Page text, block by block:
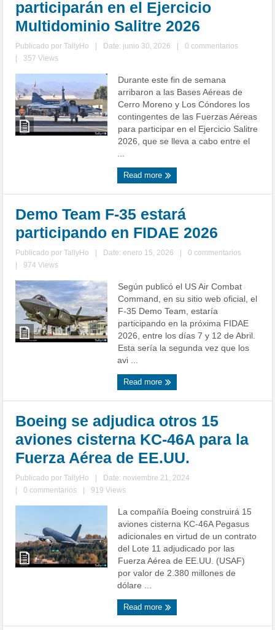
participarán en el Ejercicio
Multidominio Salitre 2026
Publicado porTallyHo Date: junio 30, 2026
0 commentarios
357 Views
Durante este fin de semana
arribaron a las Bases Aéreas de
Cerro Moreno y Los Cóndores los
contingentes de las Fuerzas Aéreas
para participar en el Ejercicio Salitre
2026, que se lleva a cabo entre el
...
Read more
Demo Team F-35 estará
participando en FIDAE 2026
Publicado porTallyHo Date: enero 15, 2026
0 commentarios
974 Views
Según publicó el US Air Combat
Command, en su sitio web oficial, el
F-35 Demo Team, estaría
participando en la próxima FIDAE
2026, entre los días 7 y 12 de Abril.
Esta sería la segunda vez que los
avi ...
Read more
Boeing se adjudica otros 15
aviones cisterna KC-46A para la
Fuerza Aérea de EE.UU.
Publicado porTallyHo
Date: noviembre 21, 2024
0 commentarios 919 Views
La compañía Boeing construirá 15
aviones cisterna KC-46A Pegasus
adicionales en virtud de un contrato
del Lote 11 adjudicado por las
Fuerza Aérea de EE.UU. (USAF)
por valor de 2.380 millones de
dólare ...
Read more